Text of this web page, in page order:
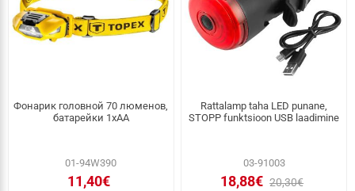
Фонарик головной 70 люменов,
батарейки 1xAA
01-94W390
11,40€
Rattalamp taha LED punane,
STOPP funktsioon USB laadimine
03-91003
18,88€ 20,30€